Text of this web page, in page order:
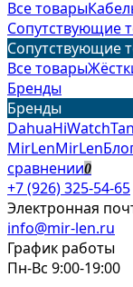
Все товары
Сопутствующие
Сопутствующие
Все товары
Бренды
Бренды
DahuaHiWatch
MirLenMirLen
сравнении0
+7 (926) 325-54-65
Электронная
info@mir-len.ru
График работы
Пн-Вс 9:00-19:00